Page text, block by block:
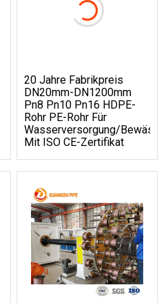
20 Jahre Fabrikpreis
DN20mm-DN1200mm
Pn8 Pn10 Pn16 HDPE-
Rohr PE-Rohr Für
Wasserversorgung/
Mit ISO CE-Zertifikat